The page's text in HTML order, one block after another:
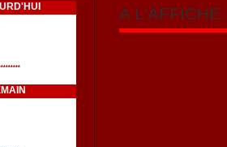
A L'AFFICHE